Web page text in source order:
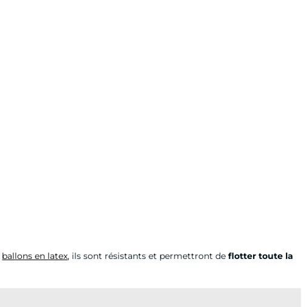
ballons en latex, ils sont résistants et permettront deflotter toute la